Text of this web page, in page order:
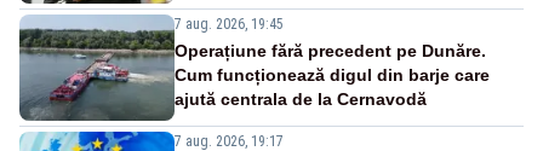
7 aug. 2026, 19:45
Operațiune fără precedent pe Dunăre.
Cum funcționează digul din barje care
ajută centrala de la Cernavodă
7 aug. 2026, 19:17